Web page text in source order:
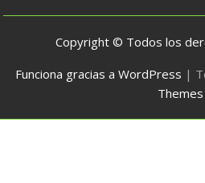
Copyright © Todos los
Funciona gracias a WordPress |
Themes